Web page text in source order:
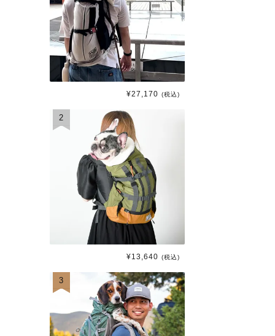
¥27,170 (税込)
2
¥13,640 (税込)
3